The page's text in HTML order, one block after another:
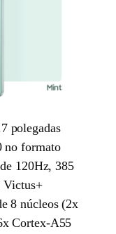
polegadas
no formato
120Hz, 385
Victus+
8 núcleos (2x
Cortex-A55